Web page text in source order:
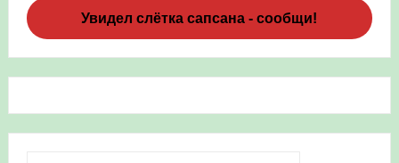
Увидел слётка сапсана - сообщи!